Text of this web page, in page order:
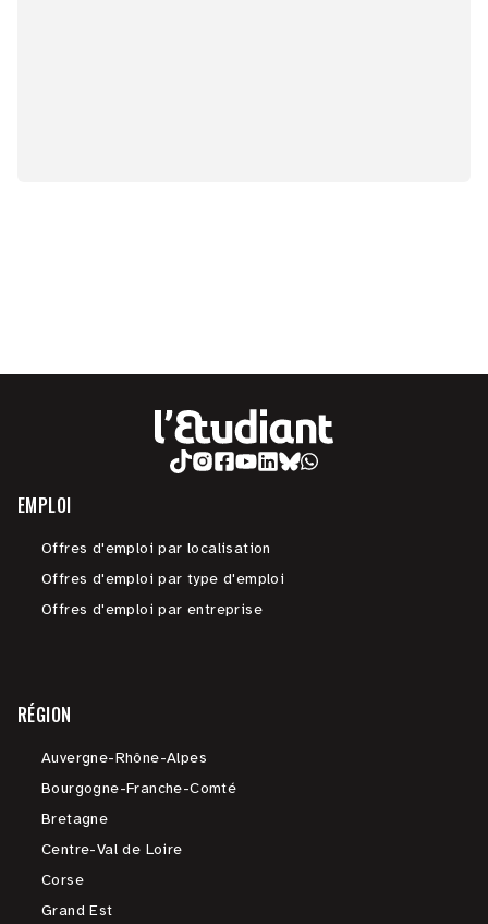
EMPLOI
Offres d'emploi par localisation
Offres d'emploi par type d'emploi
Offres d'emploi par entreprise
RÉGION
Auvergne-Rhône-Alpes
Bourgogne-Franche-Comté
Bretagne
Centre-Val de Loire
Corse
Grand Est